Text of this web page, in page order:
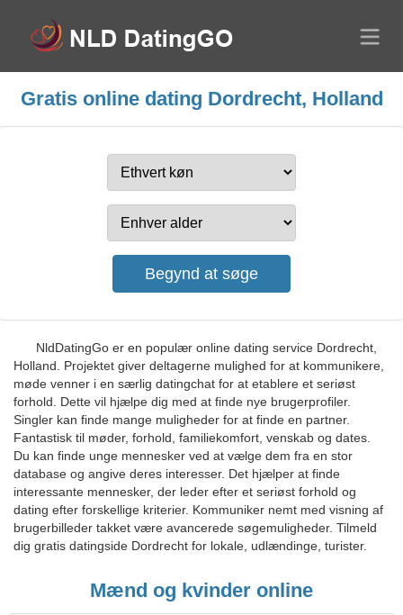
Gratis online dating Dordrecht, Holland
NldDatingGo er en populær online dating service Dordrecht,
Holland. Projektet giver deltagerne mulighed for at kommunikere,
møde venner i en særlig datingchat for at etablere et seriøst
forhold. Dette vil hjælpe dig med at finde nye brugerprofiler.
Singler kan finde mange muligheder for at finde en partner.
Fantastisk til møder, forhold, familiekomfort, venskab og dates.
Du kan finde unge mennesker ved at vælge dem fra en stor
database og angive deres interesser. Det hjælper at finde
interessante mennesker, der leder efter et seriøst forhold og
dating efter forskellige kriterier. Kommuniker nemt med visning af
brugerbilleder takket være avancerede søgemuligheder. Tilmeld
dig gratis datingside Dordrecht for lokale, udlændinge, turister.
Mænd og kvinder online